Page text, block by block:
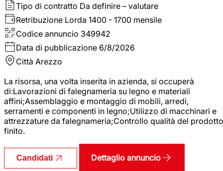
Tipo di contratto Da definire – valutare
Retribuzione Lorda 1400 - 1700 mensile
Codice annuncio 349942
Data di pubblicazione 6/8/2026
Città Arezzo
La risorsa, una volta inserita in azienda, si occuperà
di:Lavorazioni di falegnameria su legno e materiali
affini;Assemblaggio e montaggio di mobili, arredi,
serramenti e componenti in legno;Utilizzo di macchinari e
attrezzature da falegnameria;Controllo qualità del prodotto
finito.
Candidati Dettaglio annuncio